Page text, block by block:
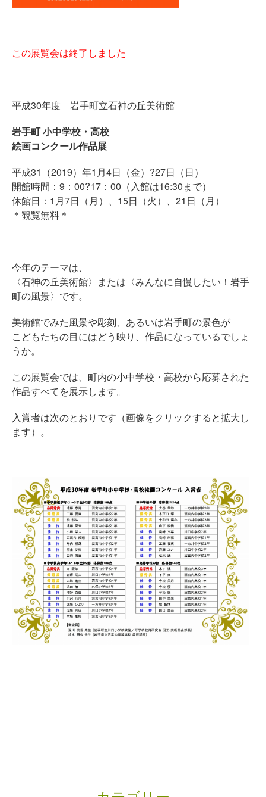
この展覧会は終了しました
平成30年度 岩手町立石神の丘美術館
岩手町 小中学校・高校
絵画コンクール作品展
平成31（2019）年1月4日（金）?27日（日）
開館時間：9：00?17：00（入館は16:30まで）
休館日：1月7日（月）、15日（火）、21日（月）
＊観覧無料＊
今年のテーマは、
〈石神の丘美術館〉または〈みんなに自慢したい！岩手
町の風景〉です。
美術館でみた風景や彫刻、あるいは岩手町の景色が
こどもたちの目にはどう映り、作品になっているでしょ
うか。
この展覧会では、町内の小中学校・高校から応募された
作品すべてを展示します。
入賞者は次のとおりです（画像をクリックすると拡大し
ます）。